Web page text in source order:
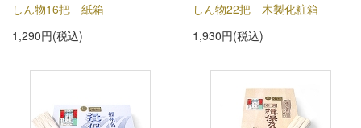
しん物16把 紙箱
1,290円(税込)
しん物22把 木製化粧箱
1,930円(税込)